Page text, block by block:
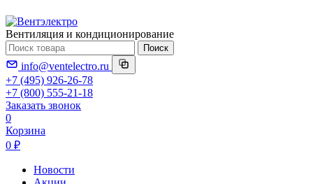
Вентиляция и кондиционирование
Поиск
info@ventelectro.ru
+7 (495) 926-26-78
+7 (800) 555-21-18
Заказать звонок
0
Корзина
0 ₽
Новости